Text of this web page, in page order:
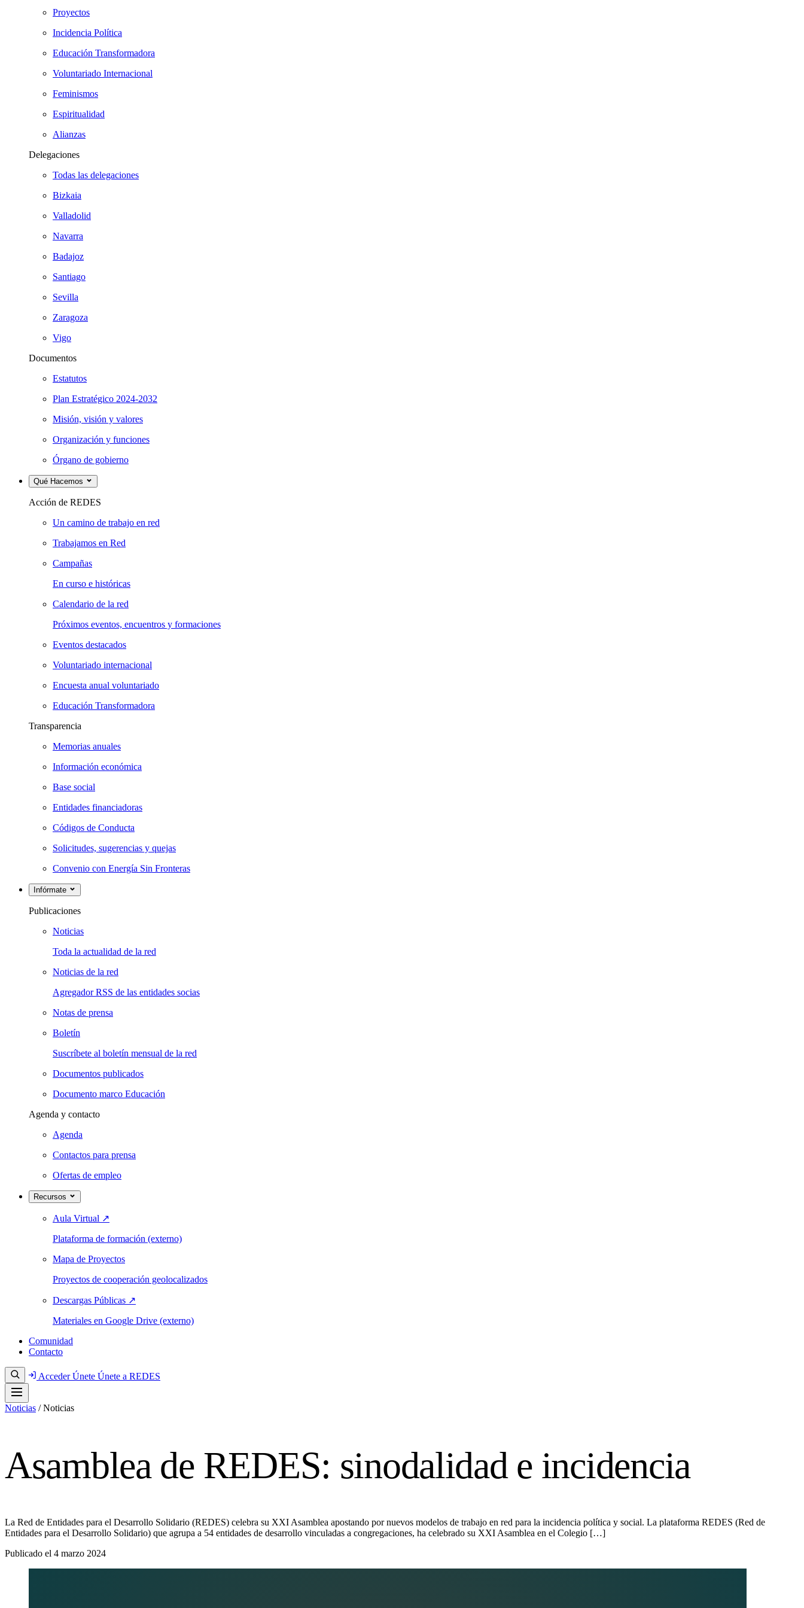
Proyectos
Incidencia Política
Educación Transformadora
Voluntariado Internacional
Feminismos
Espiritualidad
Alianzas
Delegaciones
Todas las delegaciones
Bizkaia
Valladolid
Navarra
Badajoz
Santiago
Sevilla
Zaragoza
Vigo
Documentos
Estatutos
Plan Estratégico 2024-2032
Misión, visión y valores
Organización y funciones
Órgano de gobierno
Qué Hacemos
Acción de REDES
Un camino de trabajo en red
Trabajamos en Red
Campañas
En curso e históricas
Calendario de la red
Próximos eventos, encuentros y formaciones
Eventos destacados
Voluntariado internacional
Encuesta anual voluntariado
Educación Transformadora
Transparencia
Memorias anuales
Información económica
Base social
Entidades financiadoras
Códigos de Conducta
Solicitudes, sugerencias y quejas
Convenio con Energía Sin Fronteras
Infórmate
Publicaciones
Noticias
Toda la actualidad de la red
Noticias de la red
Agregador RSS de las entidades socias
Notas de prensa
Boletín
Suscríbete al boletín mensual de la red
Documentos publicados
Documento marco Educación
Agenda y contacto
Agenda
Contactos para prensa
Ofertas de empleo
Recursos
Aula Virtual ↗
Plataforma de formación (externo)
Mapa de Proyectos
Proyectos de cooperación geolocalizados
Descargas Públicas ↗
Materiales en Google Drive (externo)
Comunidad
Contacto
AccederÚnete Únete a REDES
Noticias / Noticias
Asamblea de REDES: sinodalidad e incidencia
La Red de Entidades para el Desarrollo Solidario (REDES) celebra su XXI Asamblea apostando por nuevos modelos de trabajo en red para la incidencia política y social. La plataforma REDES (Red de
Entidades para el Desarrollo Solidario) que agrupa a 54 entidades de desarrollo vinculadas a congregaciones, ha celebrado su XXI Asamblea en el Colegio […]
Publicado el 4 marzo 2024